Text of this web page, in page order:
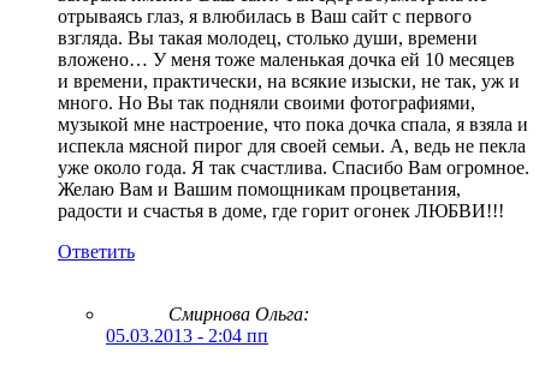
отрываясь глаз, я влюбилась в Ваш сайт с первого
взгляда. Вы такая молодец, столько души, времени
вложено… У меня тоже маленькая дочка ей 10 месяцев
и времени, практически, на всякие изыски, не так, уж и
много. Но Вы так подняли своими фотографиями,
музыкой мне настроение, что пока дочка спала, я взяла и
испекла мясной пирог для своей семьи. А, ведь не пекла
уже около года. Я так счастлива. Спасибо Вам огромное.
Желаю Вам и Вашим помощникам процветания,
радости и счастья в доме, где горит огонек ЛЮБВИ!!!
Ответить
Смирнова Ольга:
05.03.2013 - 2:04 пп